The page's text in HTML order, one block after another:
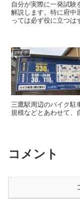
自分が実際に一発試験
解説します。特に府中
っては必ず役に立つは
バイク
三鷹駅周辺のバイク駐
規模などとあわせて、
コメント